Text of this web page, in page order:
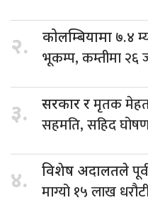
२. कोलम्बियामा ७.४
भूकम्प, कम्तीमा २६
३. सरकार रमृतक
सहमति, सहिद
४. विशेष अदालतले
माग्यो १५ लाख